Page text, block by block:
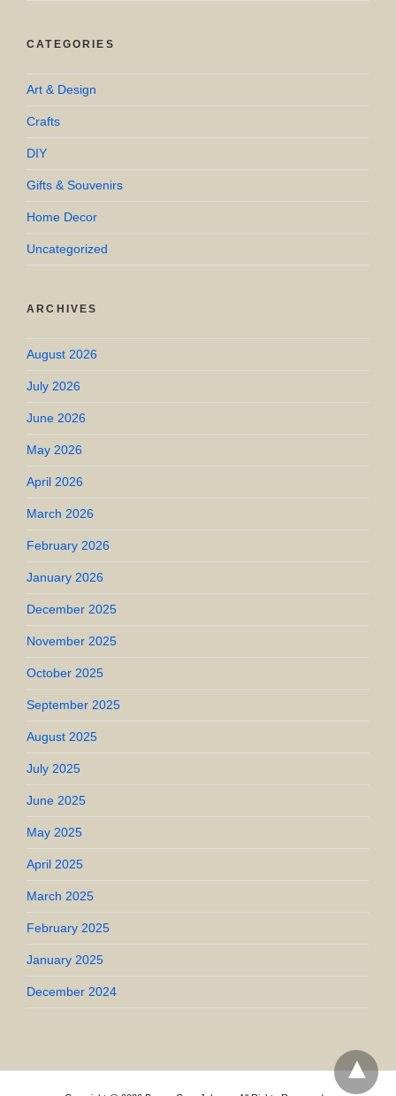
CATEGORIES
Art & Design
Crafts
DIY
Gifts & Souvenirs
Home Decor
Uncategorized
ARCHIVES
August 2026
July 2026
June 2026
May 2026
April 2026
March 2026
February 2026
January 2026
December 2025
November 2025
October 2025
September 2025
August 2025
July 2025
June 2025
May 2025
April 2025
March 2025
February 2025
January 2025
December 2024